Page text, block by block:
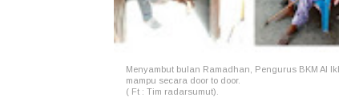
Menyambut bulan Ramadhan, Pengurus BKM Al
mampu secara door to door.
( Ft : Tim radarsumut).